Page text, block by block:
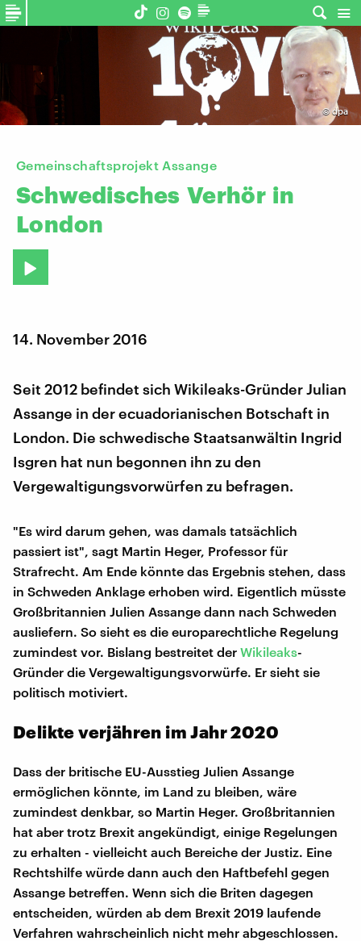
© dpa
Gemeinschaftsprojekt Assange
Schwedisches Verhör in
London
14. November 2016
Seit 2012 befindet sich Wikileaks-Gründer Julian
Assange in der ecuadorianischen Botschaft in
London. Die schwedische Staatsanwältin Ingrid
Isgren hat nun begonnen ihn zu den
Vergewaltigungsvorwürfen zu befragen.
"Es wird darum gehen, was damals tatsächlich
passiert ist", sagt Martin Heger, Professor für
Strafrecht. Am Ende könnte das Ergebnis stehen, dass
in Schweden Anklage erhoben wird. Eigentlich müsste
Großbritannien Julien Assange dann nach Schweden
ausliefern. So sieht es die europarechtliche Regelung
zumindest vor. Bislang bestreitet der Wikileaks-
Gründer die Vergewaltigungsvorwürfe. Er sieht sie
politisch motiviert.
Delikte verjähren im Jahr 2020
Dass der britische EU-Ausstieg Julien Assange
ermöglichen könnte, im Land zu bleiben, wäre
zumindest denkbar, so Martin Heger. Großbritannien
hat aber trotz Brexit angekündigt, einige Regelungen
zu erhalten - vielleicht auch Bereiche der Justiz. Eine
Rechtshilfe würde dann auch den Haftbefehl gegen
Assange betreffen. Wenn sich die Briten dagegen
entscheiden, würden ab dem Brexit 2019 laufende
Verfahren wahrscheinlich nicht mehr abgeschlossen.